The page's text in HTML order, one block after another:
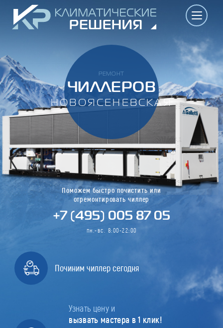
РЕМОНТ
ЧИЛЛЕРОВ
НОВОЯСЕНЕВСКАЯ
Поможем быстро почистить или
отремонтировать чиллер
+7 (495) 005 87 05
пн.-вс. 8:00-22:00
Починим чиллер сегодня
Узнать цену и
вызвать мастера в 1 клик!